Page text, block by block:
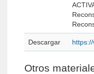
Descargar
Otros